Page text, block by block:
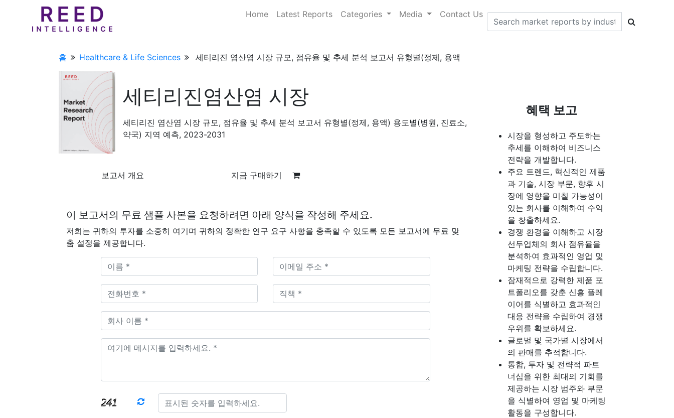
Home Latest Reports Categories Media Contact Us
홈 Healthcare & Life Sciences 세티리진 염산염 시장 규모, 점유율 및 추세 분석 보고서 유형별(정제, 용액
세티리진염산염 시장
세티리진 염산염 시장 규모, 점유율 및 추세 분석 보고서 유형별(정제, 용액) 용도별(병원, 진료소,
약국) 지역 예측, 2023-2031
보고서 개요 지금 구매하기
이 보고서의 무료 샘플 사본을 요청하려면 아래 양식을 작성해 주세요.
저희는 귀하의 투자를 소중히 여기며 귀하의 정확한 연구 요구 사항을 충족할 수 있도록 모든 보고서에 무료 맞
춤 설정을 제공합니다.
혜택 보고
시장을 형성하고 주도하는
추세를 이해하여 비즈니스
전략을 개발합니다.
주요 트렌드, 혁신적인 제품
과 기술, 시장 부문, 향후 시
장에 영향을 미칠 가능성이
있는 회사를 이해하여 수익
을 창출하세요.
경쟁 환경을 이해하고 시장
선두업체의 회사 점유율을
분석하여 효과적인 영업 및
마케팅 전략을 수립합니다.
잠재적으로 강력한 제품 포
트폴리오를 갖춘 신흥 플레
이어를 식별하고 효과적인
대응 전략을 수립하여 경쟁
우위를 확보하세요.
글로벌 및 국가별 시장에서
의 판매를 추적합니다.
통합, 투자 및 전략적 파트
너십을 위한 최대의 기회를
제공하는 시장 범주와 부문
을 식별하여 영업 및 마케팅
활동을 구성합니다.